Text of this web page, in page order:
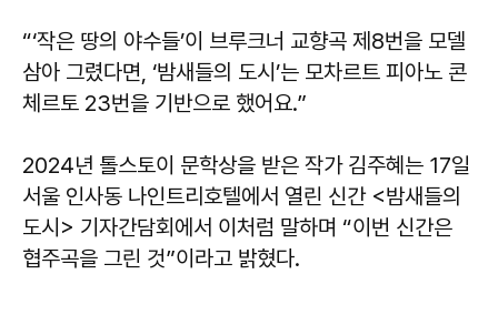
“‘작은 땅의 야수들’이 브루크너 교향곡 제8번을 모델
삼아 그렸다면, ‘밤새들의 도시’는 모차르트 피아노 콘
체르토 23번을 기반으로 했어요.”
2024년 톨스토이 문학상을 받은 작가 김주혜는 17일
서울 인사동 나인트리호텔에서 열린 신간 <밤새들의
도시> 기자간담회에서 이처럼 말하며 “이번 신간은
협주곡을 그린 것”이라고 밝혔다.